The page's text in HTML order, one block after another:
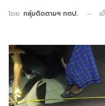
โดย กลุ่มติดตามฯ กตป. เ